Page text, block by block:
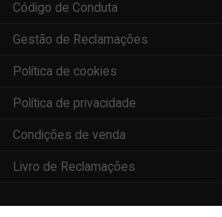
Código de Conduta
Gestão de Reclamações
Política de cookies
Política de privacidade
Condições de venda
Livro de Reclamações